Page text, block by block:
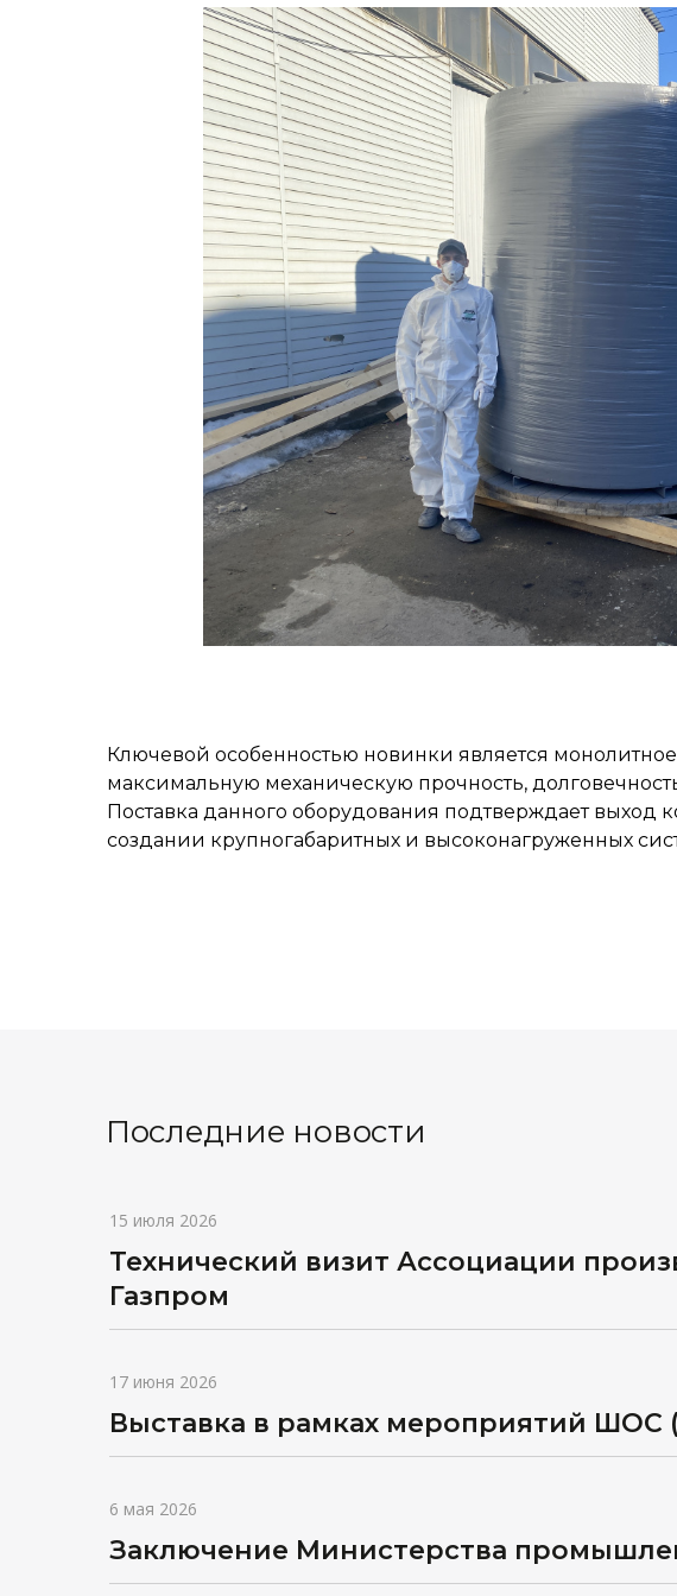
Ключевой особенностью новинки является
максимальную механическую прочность,
Поставка данного оборудования подтверждает выход
создании крупногабаритных и высоконагруженных
Последние новости
15 июля 2026
Технический визит Ассоциации
Газпром
17 июня 2026
Выставка в рамках мероприятий ШОС
6 мая 2026
Заключение Министерства